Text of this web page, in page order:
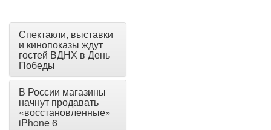
Спектакли, выставки
и кинопоказы ждут
гостей ВДНХ в День
Победы
В России магазины
начнут продавать
«восстановленные»
iPhone 6